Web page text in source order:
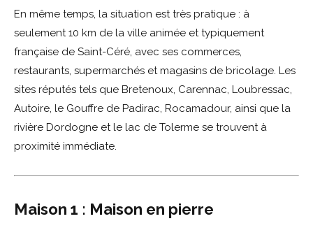
En même temps, la situation est très pratique : à
seulement 10 km de la ville animée et typiquement
française de Saint-Céré, avec ses commerces,
restaurants, supermarchés et magasins de bricolage. Les
sites réputés tels que Bretenoux, Carennac, Loubressac,
Autoire, le Gouffre de Padirac, Rocamadour, ainsi que la
rivière Dordogne et le lac de Tolerme se trouvent à
proximité immédiate.
Maison 1 : Maison en pierre